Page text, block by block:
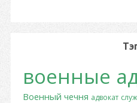
военные
Военный чечня адвокат